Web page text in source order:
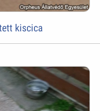
kiscica